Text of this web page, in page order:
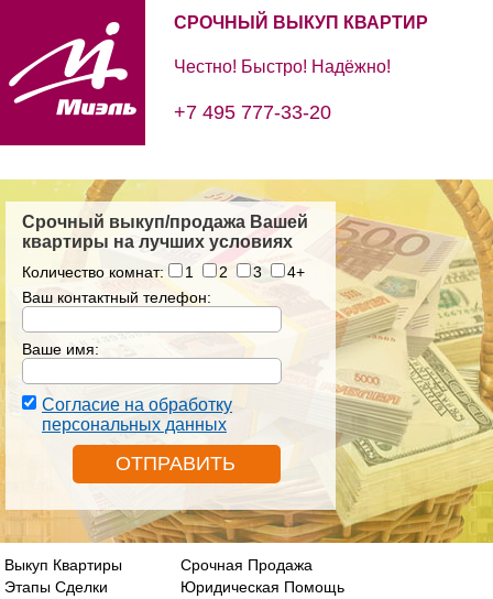
+7 495 777-33-20
СРОЧНЫЙ ВЫКУП КВАРТИР
Честно! Быстро! Надёжно!
Срочный выкуп/продажа Вашей
квартиры на лучших условиях
Количество комнат: 1 2 3
4+
Ваш контактный телефон:
Ваше имя:
Согласие на обработку
персональных данных
Выкуп Квартиры
Срочная Продажа
Этапы Сделки
Юридическая Помощь